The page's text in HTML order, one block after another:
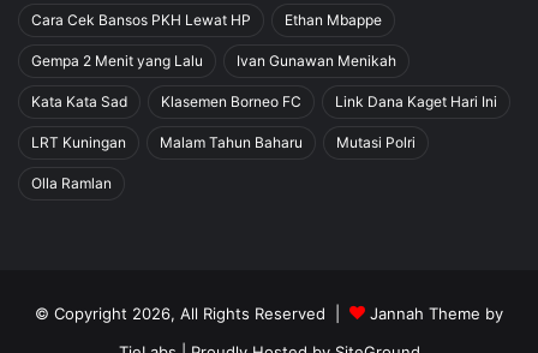
Cara Cek Bansos PKH Lewat HP Ethan Mbappe
Gempa 2 Menit yang Lalu Ivan Gunawan Menikah
Kata Kata Sad Klasemen Borneo FC Link Dana Kaget Hari Ini
LRT Kuningan Malam Tahun Baharu Mutasi Polri
Olla Ramlan
© Copyright 2026, All Rights Reserved |
Jannah Theme by